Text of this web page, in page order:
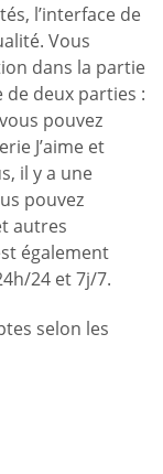
l’interface de
Vous
dans la partie
de deux parties :
pouvez
J’aime et
il y a une
pouvez
autres
également
24 et 7j/7.
selon les